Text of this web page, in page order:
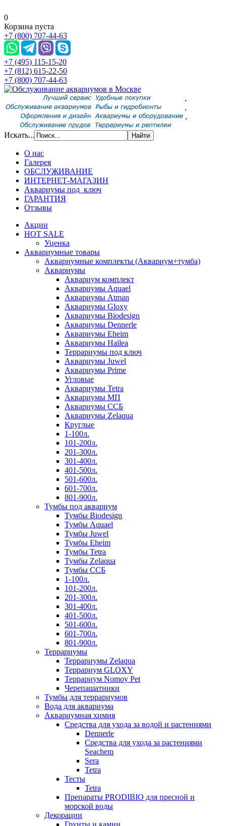
0
Корзина пуста
+7 (800) 707-44-63
+7 (495) 115-15-20
+7 (812) 615-22-50
+7 (800) 707-44-63
,
,
,
Искать...
О нас
Галерея
ОБСЛУЖИВАНИЕ
ИНТЕРНЕТ-МАГАЗИН
Аквариумы под ключ
ГАРАНТИЯ
Отзывы
Акции
HOT SALE
Уценка
Аквариумные товары
Аквариумные комплекты (Аквариум+тумба)
Аквариумы
Аквариум комплект
Аквариумы Aquael
Аквариумы Atman
Аквариумы Gloxy
Аквариумы Biodesign
Аквариумы Dennerle
Аквариумы Eheim
Аквариумы Hailea
Террариумы под ключ
Аквариумы Juwel
Аквариумы Prime
Угловые
Аквариумы Tetra
Аквариумы МП
Аквариумы ССБ
Аквариумы Zelaqua
Круглые
1-100л.
101-200л.
201-300л.
301-400л.
401-500л.
501-600л.
601-700л.
801-900л.
Тумбы под аквариум
Тумбы Biodesign
Тумбы Aquael
Тумбы Juwel
Тумбы Eheim
Тумбы Tetra
Тумбы Zelaqua
Тумбы ССБ
1-100л.
101-200л.
201-300л.
301-400л.
401-500л.
501-600л.
601-700л.
801-900л.
Террариумы
Террариумы Zelaqua
Террариум GLOXY
Террариум Nomoy Pet
Черепашатники
Тумбы для террариумов
Вода для аквариума
Аквариумная химия
Средства для ухода за водой и растениями
Dennerle
Средства для ухода за растениями
Seachem
Sera
Tetra
Тесты
Tetra
Препараты PRODIBIO для пресной и
морской воды
Декорации
Грунты и камни